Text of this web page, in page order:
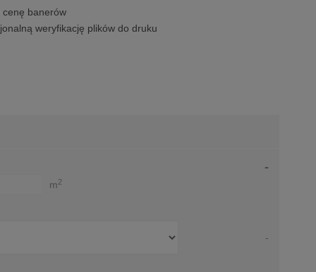
cenę banerów
weryfikację plików do druku
m2
-
-